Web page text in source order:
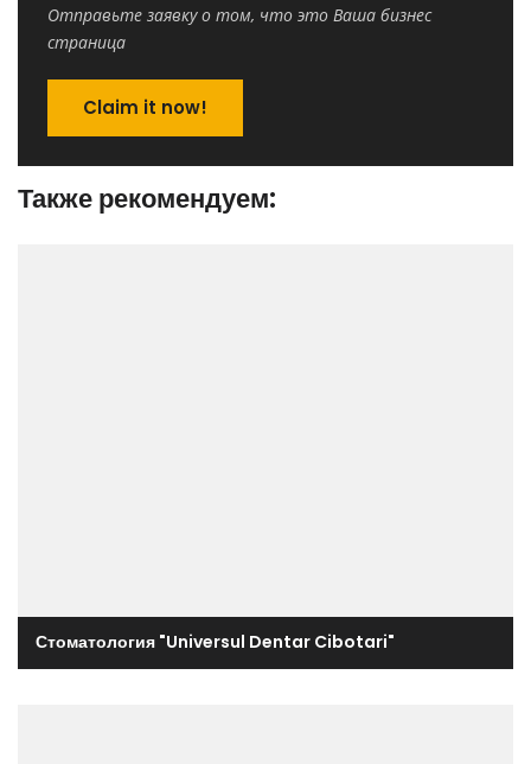
Отправьте заявку о том, что это Ваша бизнес
страница
Claim it now!
Также рекомендуем:
Стоматология "Universul Dentar Cibotari"